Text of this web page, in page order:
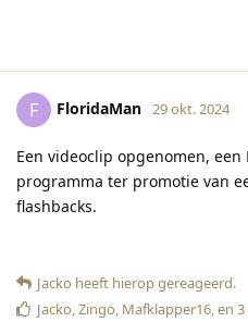
F FloridaMan 29 okt. 2024
Een videoclip opgenomen,
programma ter promotie van
flashbacks.
Jacko heeft hierop gereageerd.
Jacko,Zingo, Mafklapper16, en 3